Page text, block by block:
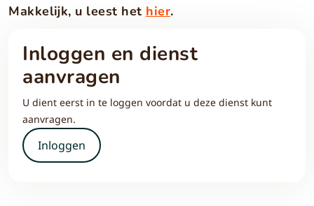
Makkelijk, u leest het hier.
Inloggen en dienst
aanvragen
U dient eerst in te loggen voordat u deze dienst kunt
aanvragen.
Inloggen